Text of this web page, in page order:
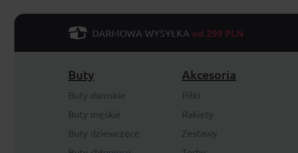
DARMOWA WYSYŁKA od 299 PLN
Buty
Buty damskie
Buty męskie
Buty dziewczęce
Akcesoria
Piłki
Rakiety
Zestawy